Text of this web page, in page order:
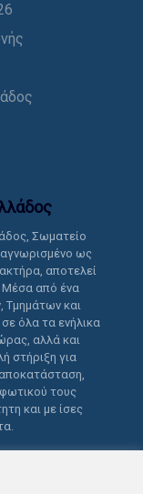
Σωματείο
ως
αποτελεί
Μέσα από ένα
Τμημάτων και
όλα τα ενήλικα
αλλά και
στήριξη για
αποκατάσταση,
τους
και με ίσες